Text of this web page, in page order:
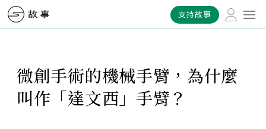
支持故事
微創手術的機械手臂，為什麼
叫作「達文西」手臂？